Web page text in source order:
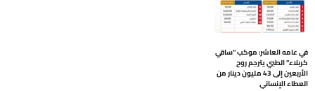
في عامه العاشر: موكب “ساقي
كربلاء” الطبي يترجم روح
الأربعين إلى 43 مليون دينار من
العطاء الإنساني